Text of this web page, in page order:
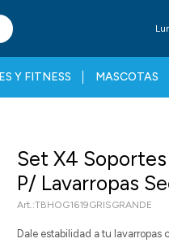
Y FITNESS MASCOTAS
Set X4
P/ Lavarropas
TBHOG1619GRISGRANDE
Dale estabilidad a tu lavarropas